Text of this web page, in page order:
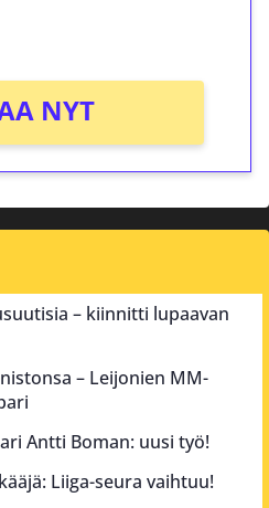
NYT
– kiinnitti lupaavan
– Leijonien MM-
Antti Boman: uusi työ!
Liiga-seura vaihtuu!